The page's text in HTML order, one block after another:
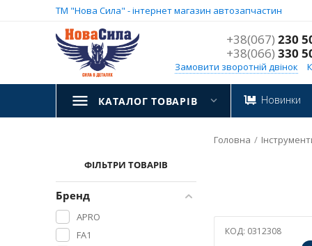
ТМ "Нова Сила" - інтернет магазин автозапчастин
+38(067) 230
+38(066) 330
Замовити зворотній двінок
КАТАЛОГ ТОВАРІВ Новинки
ФІЛЬТРИ ТОВАРІВ
Бренд
APRO
FA1
Головна /
КОД: 0312308